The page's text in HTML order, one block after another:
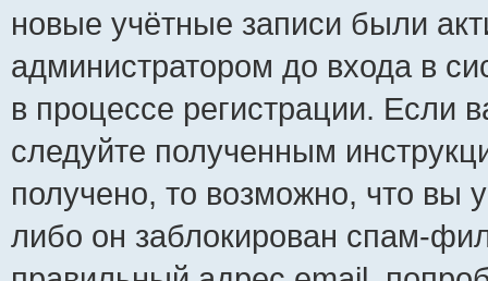
новые учётные записи были
администратором до входа в
в процессе регистрации.
следуйте полученным
получено, то возможно, что вы
либо он заблокирован спам-